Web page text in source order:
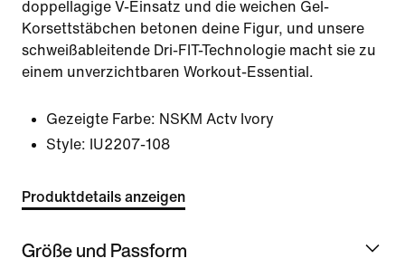
doppellagige V-Einsatz und die weichen Gel-
Korsettstäbchen betonen deine Figur, und unsere
schweißableitende Dri-FIT-Technologie macht sie zu
einem unverzichtbaren Workout-Essential.
Gezeigte Farbe: NSKM Actv Ivory
Style: IU2207-108
Produktdetails anzeigen
Größe und Passform